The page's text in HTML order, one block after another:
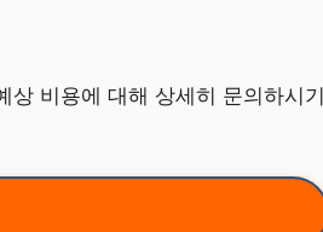
상 비용에 대해 상세히 문의하시기